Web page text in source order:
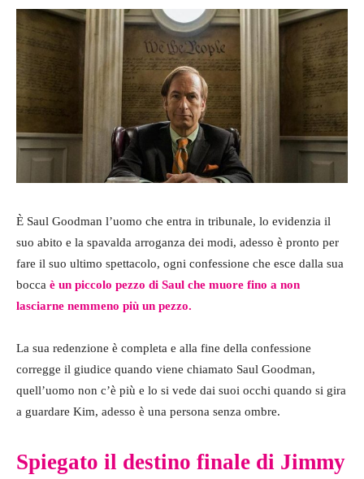
È Saul Goodman l’uomo che entra in tribunale, lo evidenzia il
suo abito e la spavalda arroganza dei modi, adesso è pronto per
fare il suo ultimo spettacolo, ogni confessione che esce dalla sua
bocca è un piccolo pezzo di Saul che muore fino a non
lasciarne nemmeno più un pezzo.
La sua redenzione è completa e alla fine della confessione
corregge il giudice quando viene chiamato Saul Goodman,
quell’uomo non c’è più e lo si vede dai suoi occhi quando si gira
a guardare Kim, adesso è una persona senza ombre.
Spiegato il destino finale di Jimmy